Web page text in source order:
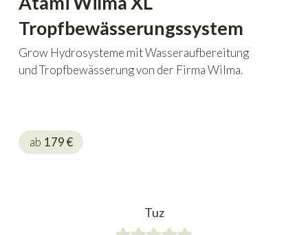
Tropfbewässerungssystem
Grow Hydrosysteme mit Wasseraufbereitung
und Tropfbewässerung von der Firma Wilma.
ab 179€
Tuz